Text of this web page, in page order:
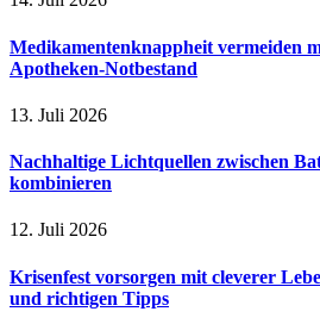
Medikamentenknappheit vermeiden
Apotheken-Notbestand
13. Juli 2026
Nachhaltige Lichtquellen zwischen
kombinieren
12. Juli 2026
Krisenfest vorsorgen mit cleverer
und richtigen Tipps